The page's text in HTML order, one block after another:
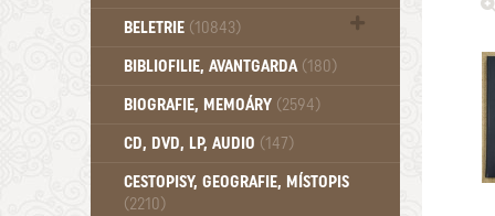
BELETRIE (10843)
Beletrie - Historická (1389)
Beletrie - Povídky (1757)
Beletrie - Válečné romány (489)
Beletrie - Ženské a dívčí romány
(1522)
BIBLIOFILIE, AVANTGARDA (180)
BIOGRAFIE, MEMOÁRY (2594)
CD, DVD, LP, AUDIO (147)
CESTOPISY, GEOGRAFIE, MÍSTOPIS
(2210)